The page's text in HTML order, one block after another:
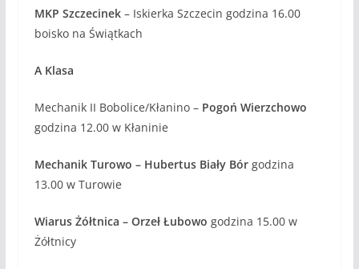
MKP Szczecinek– Iskierka Szczecin godzina 16.00
boisko na Świątkach
A Klasa
Mechanik II Bobolice/Kłanino – Pogoń Wierzchowo
godzina 12.00 w Kłaninie
Mechanik Turowo – Hubertus Biały Bórgodzina
13.00 w Turowie
Wiarus Żółtnica – Orzeł Łubowo godzina 15.00 w
Żółtnicy